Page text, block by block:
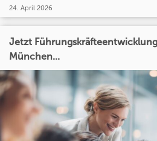
24. April 2026
Jetzt
München...